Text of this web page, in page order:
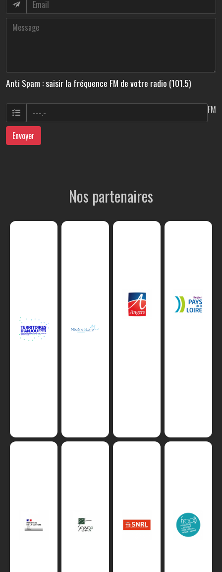
Anti Spam : saisir la fréquence FM de votre radio (101.5)
FM
Envoyer
Nos partenaires